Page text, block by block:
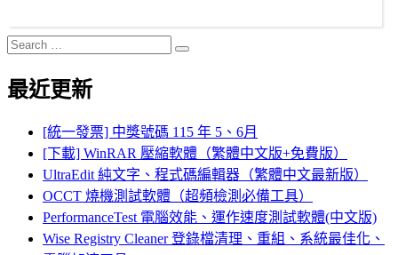
Search
for:
Search
最近更新
[統一發票] 中獎號碼 115 年 5、6月
[下載] WinRAR 壓縮軟體（繁體中文版+免費版）
UltraEdit 純文字、程式碼編輯器（繁體中文最新版）
OCCT 燒機測試軟體（超頻檢測必備工具）
PerformanceTest 電腦效能、運作速度測試軟體(中文版)
Wise Registry Cleaner 登錄檔清理、重組、系統最佳化、